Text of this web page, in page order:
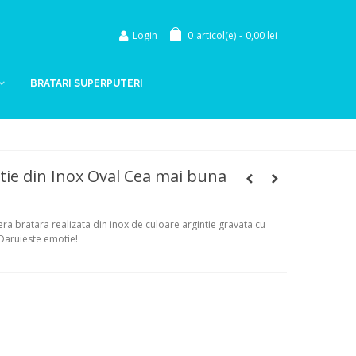
Login 0 articol(e) - 0,00 lei
BRATARI SUPERPUTERI
din Inox Oval Cea mai buna
bratara realizata din inox de culoare argintie gravata cu
emotie!